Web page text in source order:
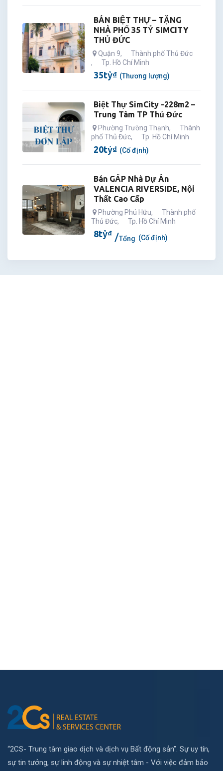
BÁN BIỆT THỰ – TẶNG
NHÀ PHỐ 35 TỶ SIMCITY
THỦ ĐỨC
Quận 9,
Thành phố Thủ Đức
,
Tp. Hồ Chí Minh
35tỷ₫ (Thương lượng)
Biệt Thự SimCity -228m2 –
Trung Tâm TP Thủ Đức
Phường Trường Thạnh,
Thành
phố Thủ Đức, Tp. Hồ Chí Minh
20tỷ₫ (Cố định)
Bán GẤP Nhà Dự Án
VALENCIA RIVERSIDE, Nội
Thất Cao Cấp
Phường Phú Hữu,
Thành phố
Thủ Đức, Tp. Hồ Chí Minh
8tỷ₫ Tổng (Cố định)
“2CS- Trung tâm giao dịch và dịch vụ Bất động sản”. Sự uy tín,
sự tin tưởng, sự linh động và sự nhiệt tâm - Với việc đảm bảo